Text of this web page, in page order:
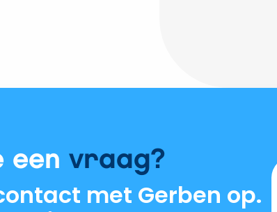
een vraag?
met Gerben op.